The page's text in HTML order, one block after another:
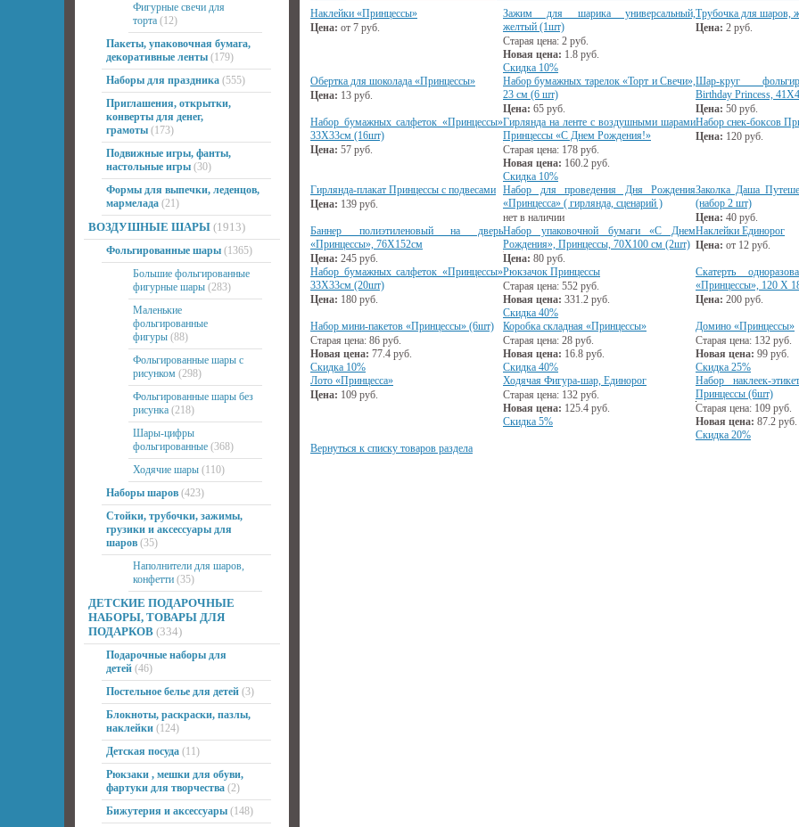
Фигурные свечи для
торта (12)
Пакеты, упаковочная бумага,
декоративные ленты (179)
Наборы для праздника (555)
Приглашения, открытки,
конверты для денег,
грамоты (173)
Подвижные игры, фанты,
настольные игры (30)
Формы для выпечки, леденцов,
мармелада (21)
ВОЗДУШНЫЕ ШАРЫ (1913)
Фольгированные шары (1365)
Большие фольгированные
фигурные шары (283)
Маленькие
фольгированные
фигуры (88)
Фольгированные шары с
рисунком (298)
Фольгированные шары без
рисунка (218)
Шары-цифры
фольгированные (368)
Ходячие шары (110)
Наборы шаров (423)
Стойки, трубочки, зажимы,
грузики и аксессуары для
шаров (35)
Наполнители для шаров,
конфетти (35)
ДЕТСКИЕ ПОДАРОЧНЫЕ
НАБОРЫ, ТОВАРЫ ДЛЯ
ПОДАРКОВ (334)
Подарочные наборы для
детей (46)
Постельное белье для детей (3)
Блокноты, раскраски, пазлы,
наклейки (124)
Детская посуда (11)
Рюкзаки , мешки для обуви,
фартуки для творчества (2)
Бижутерия и аксессуары (148)
Наклейки «Принцессы»
Цена: от 7 руб.
Зажим для шарика универсальный,
желтый (1шт)
Старая цена: 2 руб.
Новая цена: 1.8 руб.
Скидка 10%
Трубочка для шаров,
Цена: 2 руб.
Обертка для шоколада «Принцессы»
Цена: 13 руб.
Набор бумажных тарелок «Торт и Свечи»,
23 см (6 шт)
Цена: 65 руб.
Шар-круг
Birthday Princess,
Цена: 50 руб.
Набор бумажных салфеток «Принцессы»
33Х33см (16шт)
Цена: 57 руб.
Гирлянда на ленте с воздушными шарами
Принцессы «С Днем Рождения!»
Старая цена: 178 руб.
Новая цена: 160.2 руб.
Скидка 10%
Набор снек-боксов
Цена: 120 руб.
Гирлянда-плакат Принцессы с подвесами
Цена: 139 руб.
Набор для проведения Дня Рождения
«Принцесса» ( гирлянда, сценарий )
нет в наличии
Заколка Даша
(набор 2 шт)
Цена: 40 руб.
Баннер полиэтиленовый на дверь
«Принцессы», 76Х152см
Цена: 245 руб.
Набор упаковочной бумаги «С Днем
Рождения», Принцессы, 70Х100 см (2шт)
Цена: 80 руб.
Наклейки Единорог
Цена: от 12 руб.
Набор бумажных салфеток «Принцессы»
33Х33см (20шт)
Цена: 180 руб.
Рюкзачок Принцессы
Старая цена: 552 руб.
Новая цена: 331.2 руб.
Скидка 40%
Скатерть
«Принцессы», 120 Х
Цена: 200 руб.
Набор мини-пакетов «Принцессы» (6шт)
Старая цена: 86 руб.
Новая цена: 77.4 руб.
Скидка 10%
Коробка складная «Принцессы»
Старая цена: 28 руб.
Новая цена: 16.8 руб.
Скидка 40%
Домино «Принцессы»
Старая цена: 132 руб.
Новая цена: 99 руб.
Скидка 25%
Лото «Принцесса»
Цена: 109 руб.
Ходячая Фигура-шар, Единорог
Старая цена: 132 руб.
Новая цена: 125.4 руб.
Скидка 5%
Набор наклеек-
Принцессы (6шт)
Старая цена: 109 руб.
Новая цена: 87.2 руб.
Скидка 20%
Вернуться к списку товаров раздела